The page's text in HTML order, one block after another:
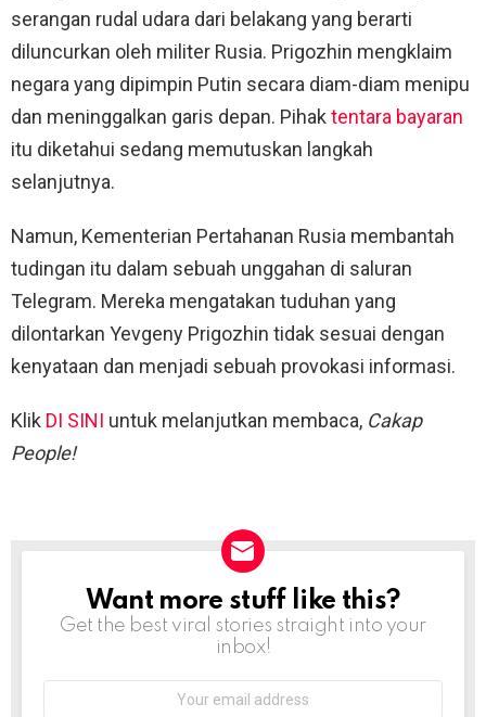
serangan rudal udara dari belakang yang berarti
diluncurkan oleh militer Rusia. Prigozhin mengklaim
negara yang dipimpin Putin secara diam-diam menipu
dan meninggalkan garis depan. Pihak tentara bayaran
itu diketahui sedang memutuskan langkah
selanjutnya.
Namun, Kementerian Pertahanan Rusia membantah
tudingan itu dalam sebuah unggahan di saluran
Telegram. Mereka mengatakan tuduhan yang
dilontarkan Yevgeny Prigozhin tidak sesuai dengan
kenyataan dan menjadi sebuah provokasi informasi.
Klik DI SINI untuk melanjutkan membaca, Cakap
People!
NEWSLETTER
Want more stuff like this?
Get the best viral stories straight into your
inbox!